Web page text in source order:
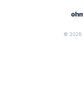
© 2026